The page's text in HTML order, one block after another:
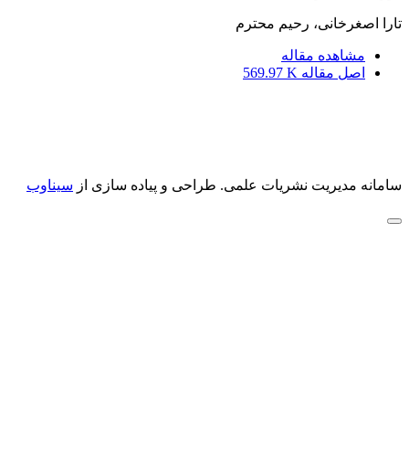
تارا اصغرخانی، رحیم محترم
مشاهده مقاله
اصل مقاله 569.97 K
سامانه مدیریت نشریات علمی. طراحی و پیاده سازی از سیناوب